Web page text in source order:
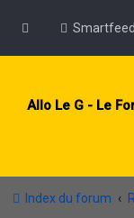
Smartfeed
Allo Le G - Le
Index du forum